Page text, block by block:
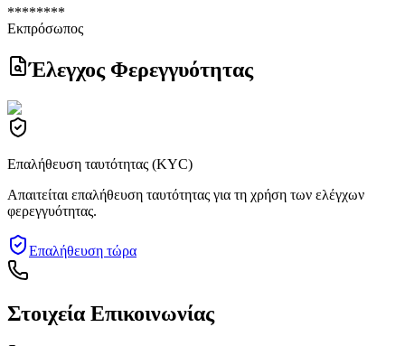
********
Εκπρόσωπος
Έλεγχος Φερεγγυότητας
Επαλήθευση ταυτότητας (KYC)
Απαιτείται επαλήθευση ταυτότητας για τη χρήση των ελέγχων
φερεγγυότητας.
Επαλήθευση τώρα
Στοιχεία Επικοινωνίας